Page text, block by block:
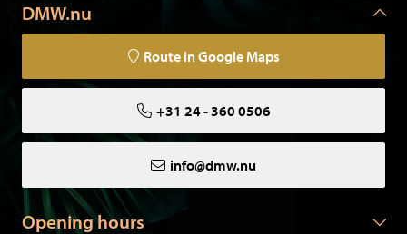
DMW.nu
Route in Google Maps
+31 24 - 360 0506
info@dmw.nu
Opening hours